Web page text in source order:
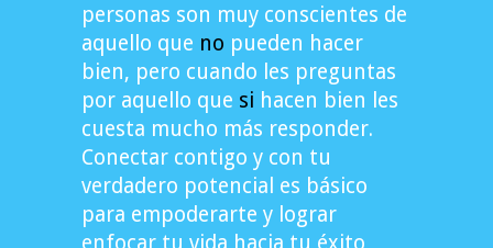
personas son muy conscientes de
aquello que no pueden hacer
bien, pero cuando les preguntas
por aquello que si hacen bien les
cuesta mucho más responder.
Conectar contigo y con tu
verdadero potencial es básico
para empoderarte y lograr
enfocar tu vida hacia tu éxito